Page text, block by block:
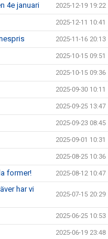
4e januari 2025-12-19 19:22
2025-12-11 10:41
2025-11-16 20:13
2025-10-15 09:51
2025-10-15 09:36
2025-09-30 10:11
2025-09-25 13:47
2025-09-23 08:45
2025-09-01 10:31
2025-08-25 10:36
former! 2025-08-12 10:47
har vi
2025-07-15 20:29
2025-06-25 10:53
2025-06-19 23:48